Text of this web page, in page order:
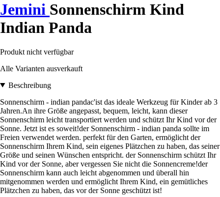
Jemini Sonnenschirm Kind
Indian Panda
Produkt nicht verfügbar
Alle Varianten ausverkauft
Beschreibung
Sonnenschirm - indian pandac'ist das ideale Werkzeug für Kinder ab 3
Jahren.An ihre Größe angepasst, bequem, leicht, kann dieser
Sonnenschirm leicht transportiert werden und schützt Ihr Kind vor der
Sonne. Jetzt ist es soweit!der Sonnenschirm - indian panda sollte im
Freien verwendet werden. perfekt für den Garten, ermöglicht der
Sonnenschirm Ihrem Kind, sein eigenes Plätzchen zu haben, das seiner
Größe und seinen Wünschen entspricht. der Sonnenschirm schützt Ihr
Kind vor der Sonne, aber vergessen Sie nicht die Sonnencreme!der
Sonnenschirm kann auch leicht abgenommen und überall hin
mitgenommen werden und ermöglicht Ihrem Kind, ein gemütliches
Plätzchen zu haben, das vor der Sonne geschützt ist!